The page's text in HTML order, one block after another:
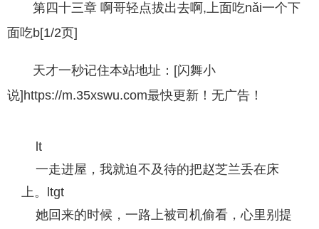
第四十三章 啊哥轻点拔出去啊,上面吃nǎi一个下
面吃b[1/2页]
天才一秒记住本站地址：[闪舞小
说]https://m.35xswu.com最快更新！无广告！
lt
一走进屋，我就迫不及待的把赵芝兰丢在床
上。ltgt
她回来的时候，一路上被司机偷看，心里别提